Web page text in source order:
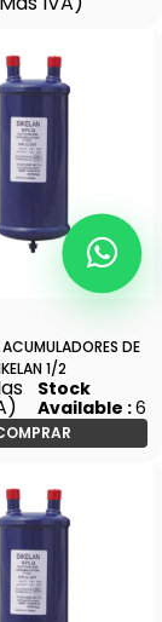
DE
1/2
Stock
Available :6